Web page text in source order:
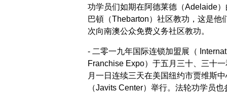
功学员们如期在阿德莱德（Adelaide）
巴頓（Thebarton）社区教功，这是他
次向南澳公众免费义务社区教功。
- 二零一九年国际连锁加盟展（
Franchise Expo）于五月三十、三十一
月一日连续三天在美国纽约市贾维斯中
（Javits Center）举行。法轮功学员也